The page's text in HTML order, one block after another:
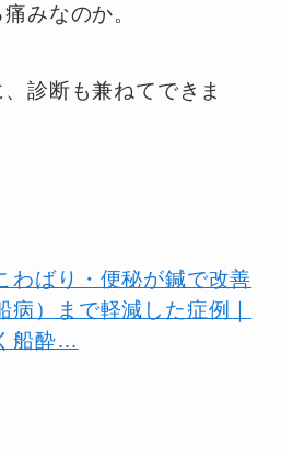
みなのか。
診断も兼ねてできま
わばり・便秘が鍼で改善
病）まで軽減した症例｜
船酔…